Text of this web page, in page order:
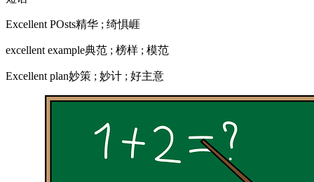
Excellent POsts精华 ; 绮惧崕
excellent example典范 ; 榜样 ; 模范
Excellent plan妙策 ; 妙计 ; 好主意